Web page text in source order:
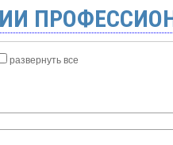
развернуть все